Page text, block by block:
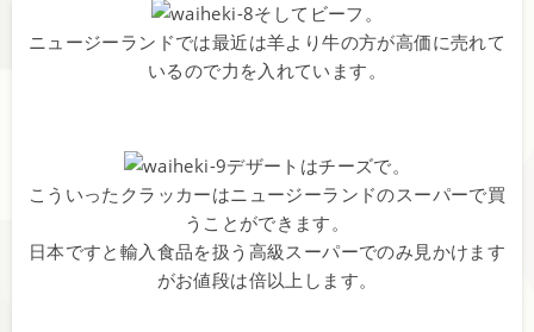
そしてビーフ。
ニュージーランドでは最近は羊より牛の方が高価に売れて
いるので力を入れています。
デザートはチーズで。
こういったクラッカーはニュージーランドのスーパーで買
うことができます。
日本ですと輸入食品を扱う高級スーパーでのみ見かけます
がお値段は倍以上します。